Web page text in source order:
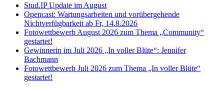
Stud.IP Update im August
Opencast: Wartungsarbeiten und vorübergehende
Nichtverfügbarkeit ab Fr, 14.8.2026
Fotowettbewerb August 2026 zum Thema „Community“
gestartet!
Gewinnerin im Juli 2026 „In voller Blüte“: Jennifer
Bachmann
Fotowettbewerb Juli 2026 zum Thema „In voller Blüte“
gestartet!